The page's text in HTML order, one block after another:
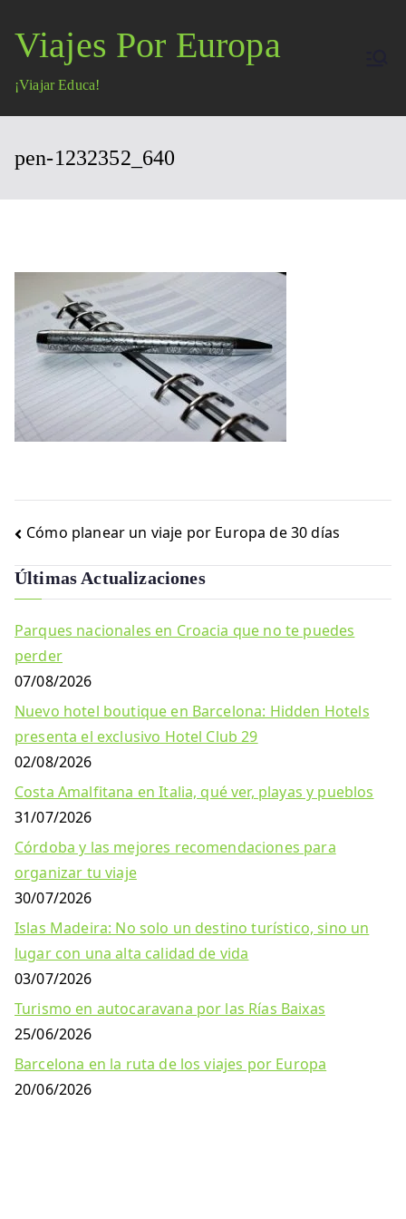
contenido
Viajes Por Europa
¡Viajar Educa!
pen-1232352_640
Navegación
de
entradas
Cómo planear un viaje por Europa de 30 días
Últimas Actualizaciones
Parques nacionales en Croacia que no te puedes
perder
07/08/2026
Nuevo hotel boutique en Barcelona: Hidden Hotels
presenta el exclusivo Hotel Club 29
02/08/2026
Costa Amalfitana en Italia, qué ver, playas y pueblos
31/07/2026
Córdoba y las mejores recomendaciones para
organizar tu viaje
30/07/2026
Islas Madeira: No solo un destino turístico, sino un
lugar con una alta calidad de vida
03/07/2026
Turismo en autocaravana por las Rías Baixas
25/06/2026
Barcelona en la ruta de los viajes por Europa
20/06/2026